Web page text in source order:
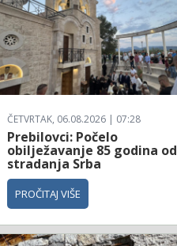
ČETVRTAK, 06.08.2026 | 07:28
Prebilovci: Počelo
obilježavanje 85 godina od
stradanja Srba
PROČITAJ VIŠE